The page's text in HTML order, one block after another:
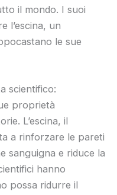
il mondo. I suoi
l’escina, un
le sue
scientifico:
proprietà
L’escina, il
a rinforzare le pareti
sanguigna e riduce la
hanno
possa ridurre il